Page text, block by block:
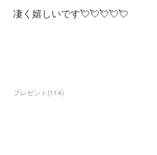
凄く嬉しいです💘💘💘💘💘
プレゼント (114)